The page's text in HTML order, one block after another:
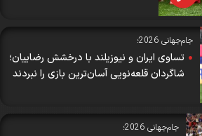
جام‌جهانی 2026؛
تساوی ایران و نیوزیلند با درخشش رضاییان؛
شاگردان قلعه‌نویی آسان‌ترین بازی را نبردند
جام‌جهانی 2026؛